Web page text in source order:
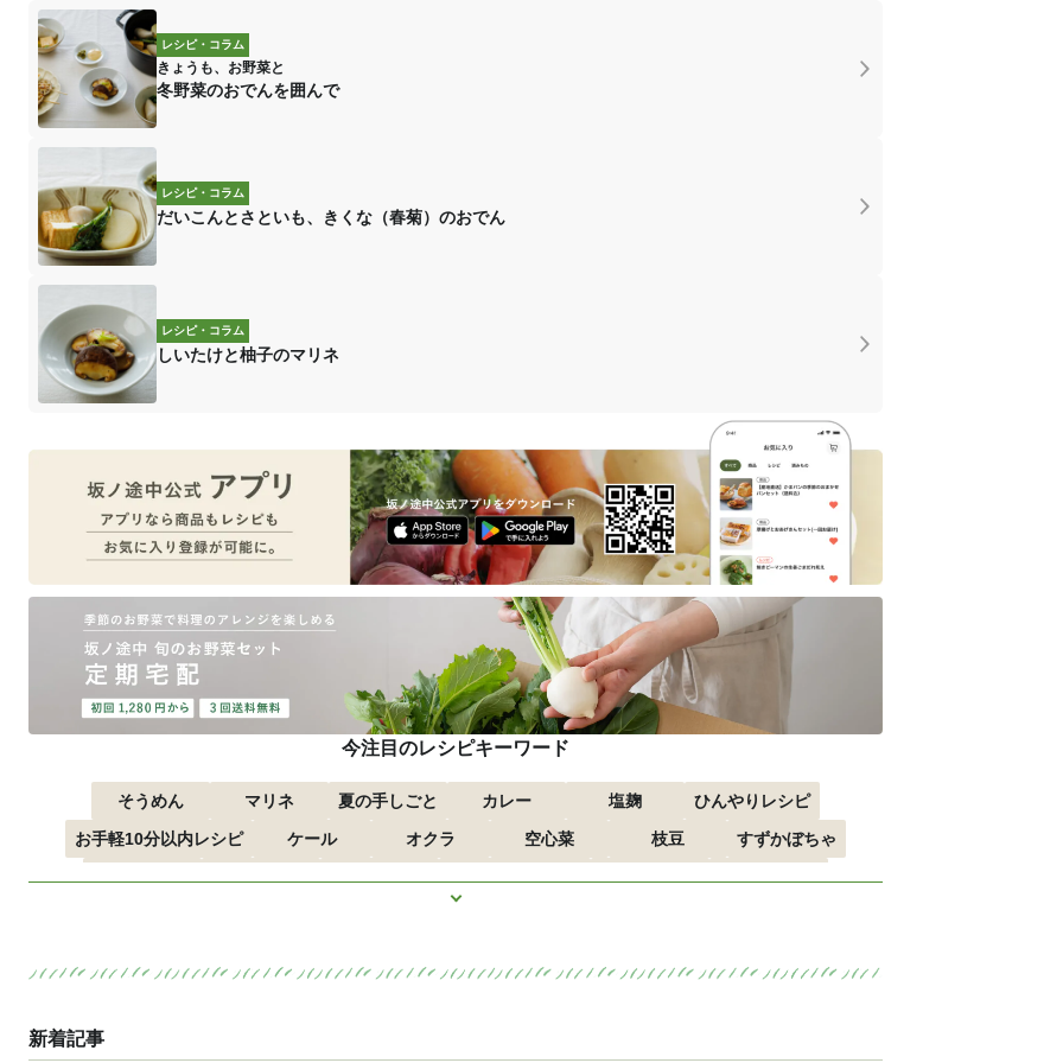
レシピ・コラム
きょうも、お野菜と
冬野菜のおでんを囲んで
レシピ・コラム
だいこんとさといも、きくな（春菊）のおでん
レシピ・コラム
しいたけと柚子のマリネ
今注目のレシピキーワード
そうめん マリネ 夏の手しごと カレー 塩麹
ひんやりレシピ
お手軽10分以内レシピ
ケール オクラ 空心菜 枝豆
すずかぼちゃ
もっと見る
新着記事